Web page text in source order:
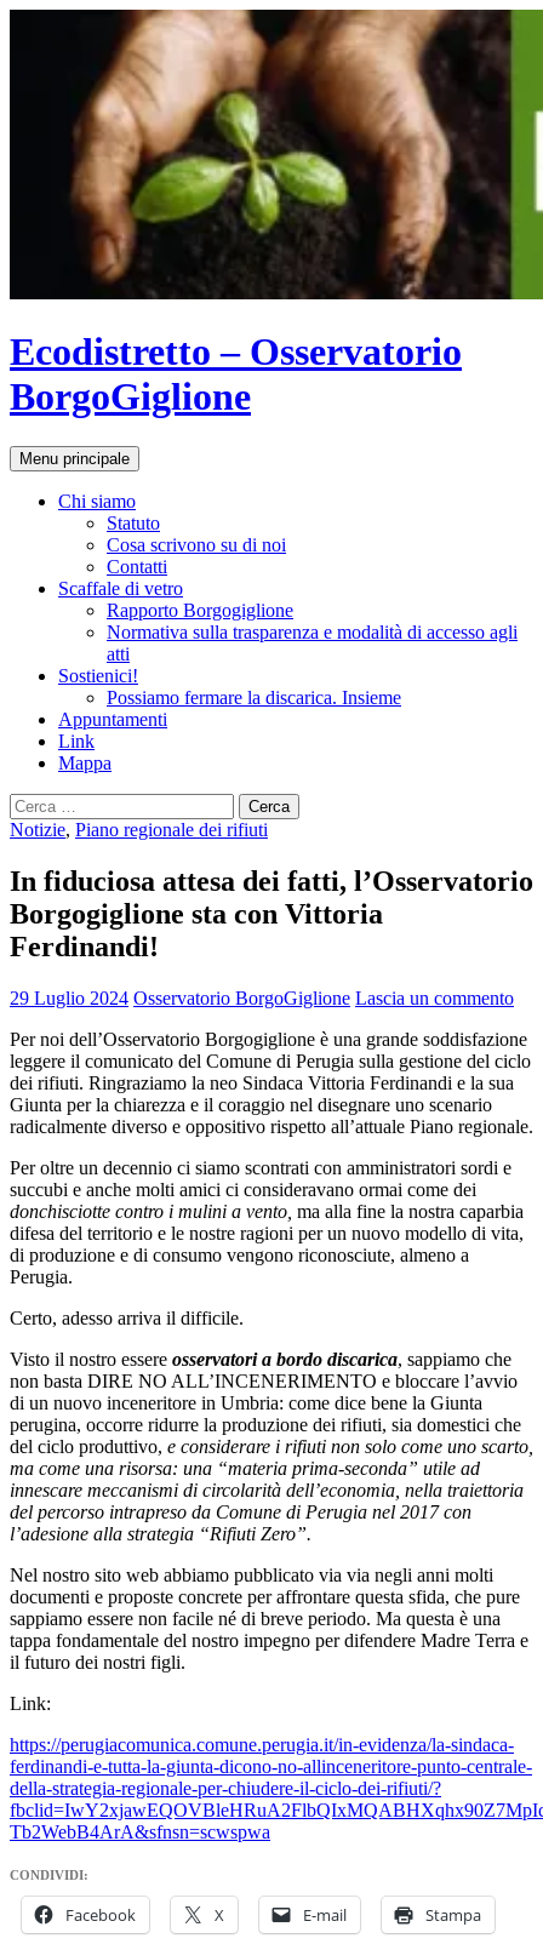
Ecodistretto – Osservatorio
BorgoGiglione
Cerca
Menu principale
Chi siamo
Statuto
Cosa scrivono su di noi
Contatti
Scaffale di vetro
Rapporto Borgogiglione
Normativa sulla trasparenza e modalità di accesso agli
atti
Sostienici!
Possiamo fermare la discarica. Insieme
Appuntamenti
Link
Mappa
Ricerca
per:
Notizie, Piano regionale dei rifiuti
In fiduciosa attesa dei fatti, l’Osservatorio
Borgogiglione sta con Vittoria
Ferdinandi!
29 Luglio 2024 Osservatorio BorgoGiglione Lascia un commento
Per noi dell’Osservatorio Borgogiglione è una grande soddisfazione
leggere il comunicato del Comune di Perugia sulla gestione del ciclo
dei rifiuti. Ringraziamo la neo Sindaca Vittoria Ferdinandi e la sua
Giunta per la chiarezza e il coraggio nel disegnare uno scenario
radicalmente diverso e oppositivo rispetto all’attuale Piano regionale.
Per oltre un decennio ci siamo scontrati con amministratori sordi e
succubi e anche molti amici ci consideravano ormai come dei
donchisciotte contro i mulini a vento, ma alla fine la nostra caparbia
difesa del territorio e le nostre ragioni per un nuovo modello di vita,
di produzione e di consumo vengono riconosciute, almeno a
Perugia.
Certo, adesso arriva il difficile.
Visto il nostro essere osservatori a bordo discarica, sappiamo che
non basta DIRE NO ALL’INCENERIMENTO e bloccare l’avvio
di un nuovo inceneritore in Umbria: come dice bene la Giunta
perugina, occorre ridurre la produzione dei rifiuti, sia domestici che
del ciclo produttivo, e considerare i rifiuti non solo come uno scarto,
ma come una risorsa: una “materia prima-seconda” utile ad
innescare meccanismi di circolarità dell’economia, nella traiettoria
del percorso intrapreso da Comune di Perugia nel 2017 con
l’adesione alla strategia “Rifiuti Zero”.
Nel nostro sito web abbiamo pubblicato via via negli anni molti
documenti e proposte concrete per affrontare questa sfida, che pure
sappiamo essere non facile né di breve periodo. Ma questa è una
tappa fondamentale del nostro impegno per difendere Madre Terra e
il futuro dei nostri figli.
Link:
https://perugiacomunica.comune.perugia.it/in-evidenza/la-sindaca-
ferdinandi-e-tutta-la-giunta-dicono-no-allinceneritore-punto-centrale-
della-strategia-regionale-per-chiudere-il-ciclo-dei-rifiuti/?
Tb2WebB4ArA&sfnsn=scwspwa
CONDIVIDI:
Facebook X E-mail Stampa